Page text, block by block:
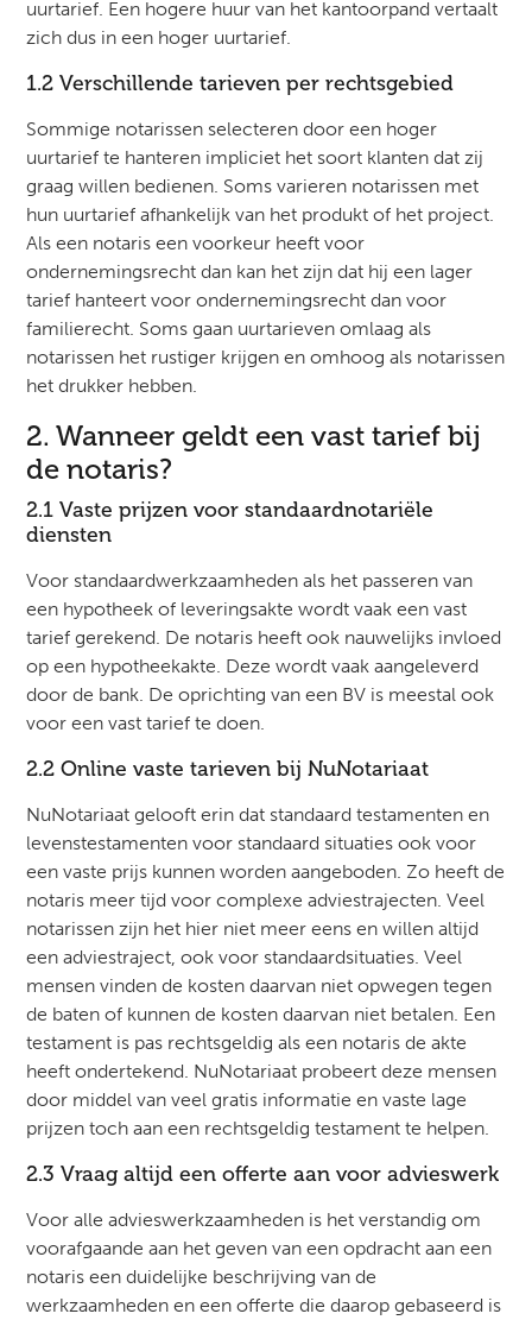
uurtarief. Een hogere huur van het kantoorpand vertaalt
zich dus in een hoger uurtarief.
1.2 Verschillende tarieven per rechtsgebied
Sommige notarissen selecteren door een hoger
uurtarief te hanteren impliciet het soort klanten dat zij
graag willen bedienen. Soms varieren notarissen met
hun uurtarief afhankelijk van het produkt of het project.
Als een notaris een voorkeur heeft voor
ondernemingsrecht dan kan het zijn dat hij een lager
tarief hanteert voor ondernemingsrecht dan voor
familierecht. Soms gaan uurtarieven omlaag als
notarissen het rustiger krijgen en omhoog als notarissen
het drukker hebben.
2. Wanneer geldt een vast tarief bij
de notaris?
2.1 Vaste prijzen voor standaardnotariële
diensten
Voor standaardwerkzaamheden als het passeren van
een hypotheek of leveringsakte wordt vaak een vast
tarief gerekend. De notaris heeft ook nauwelijks invloed
op een hypotheekakte. Deze wordt vaak aangeleverd
door de bank. De oprichting van een BV is meestal ook
voor een vast tarief te doen.
2.2 Online vaste tarieven bij NuNotariaat
NuNotariaat gelooft erin dat standaard testamenten en
levenstestamenten voor standaard situaties ook voor
een vaste prijs kunnen worden aangeboden. Zo heeft de
notaris meer tijd voor complexe adviestrajecten. Veel
notarissen zijn het hier niet meer eens en willen altijd
een adviestraject, ook voor standaardsituaties. Veel
mensen vinden de kosten daarvan niet opwegen tegen
de baten of kunnen de kosten daarvan niet betalen. Een
testament is pas rechtsgeldig als een notaris de akte
heeft ondertekend. NuNotariaat probeert deze mensen
door middel van veel gratis informatie en vaste lage
prijzen toch aan een rechtsgeldig testament te helpen.
2.3 Vraag altijd een offerte aan voor advieswerk
Voor alle advieswerkzaamheden is het verstandig om
voorafgaande aan het geven van een opdracht aan een
notaris een duidelijke beschrijving van de
werkzaamheden en een offerte die daarop gebaseerd is